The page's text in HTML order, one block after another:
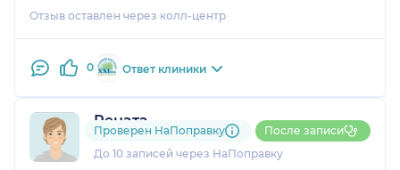
Отзыв оставлен через колл-центр
0 Ответ клиники
Рената
3 отзыва
До 10 записей через НаПоправку
Проверен НаПоправку После записи